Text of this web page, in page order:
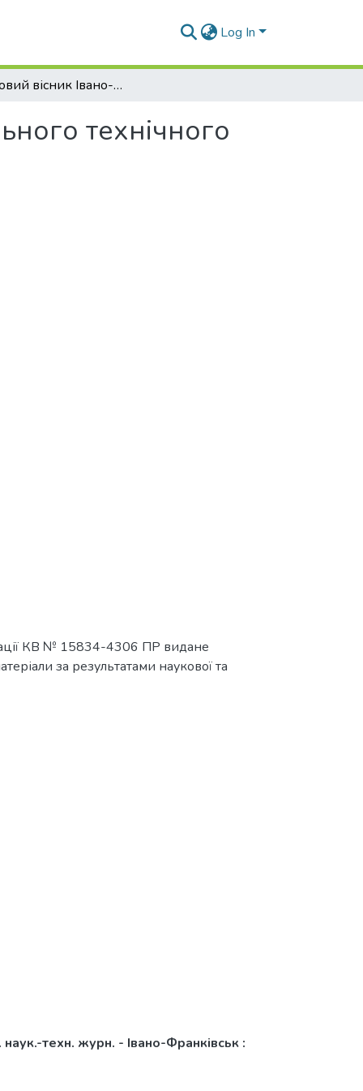
Log In
Науковий вісник Івано-Франківського національного технічного університету нафти і газу - 2022 - №2
технічного
КВ № 15834-4306 ПР видане
за результатами наукової та
наук.-техн. журн. - Івано-Франківськ :